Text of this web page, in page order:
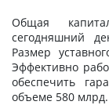
Общая
сегодняшний
Размер
Эффективно
обеспечить
объеме 580